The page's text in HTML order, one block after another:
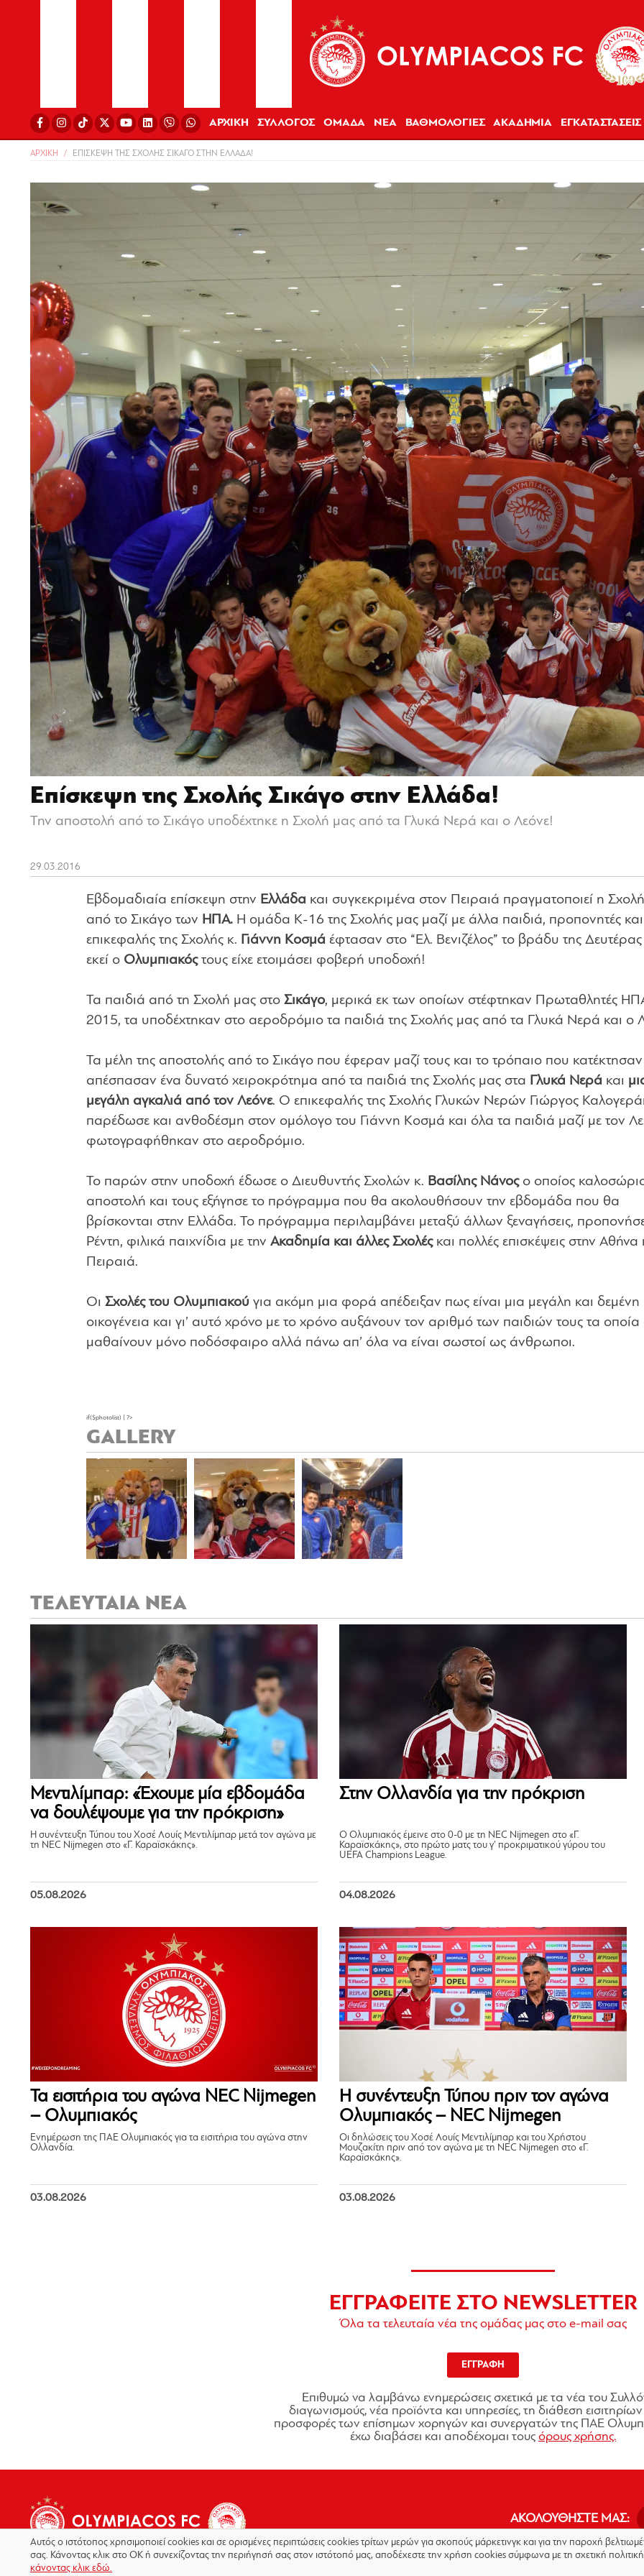
ΑΡΧΙΚΗ ΣΥΛΛΟΓΟΣ ΟΜΑΔΑ ΝΕΑ ΒΑΘΜΟΛΟΓΙΕΣ ΑΚΑΔΗΜΙΑ ΕΓΚΑΤΑΣΤΑΣΕΙΣ
ΑΡΧΙΚΗ ΕΠΙΣΚΕΨΗ ΤΗΣ ΣΧΟΛΗΣ ΣΙΚΑΓΟ ΣΤΗΝ ΕΛΛΑΔΑ!
Επίσκεψη της Σχολής Σικάγο στην Ελλάδα!
Την αποστολή από το Σικάγο υποδέχτηκε η Σχολή μας από τα Γλυκά Νερά και ο Λεόνε!
29.03.2016
Εβδομαδιαία επίσκεψη στην Ελλάδα και συγκεκριμένα στον Πειραιά πραγματοποιεί η
από το Σικάγο των ΗΠΑ. Η ομάδα Κ-16 της Σχολής μας μαζί με άλλα παιδιά, προπονητές
επικεφαλής της Σχολής κ. Γιάννη Κοσμά έφτασαν στο “Ελ. Βενιζέλος” το βράδυ της Δευτέρας
εκεί ο Ολυμπιακόςτους είχε ετοιμάσει φοβερή υποδοχή!
Τα παιδιά από τη Σχολή μας στο Σικάγο, μερικά εκ των οποίων στέφτηκαν Πρωταθλητές
2015, τα υποδέχτηκαν στο αεροδρόμιο τα παιδιά της Σχολής μας από τα Γλυκά Νερά και ο
Τα μέλη της αποστολής από το Σικάγο που έφεραν μαζί τους και το τρόπαιο που
απέσπασαν ένα δυνατό χειροκρότημα από τα παιδιά της Σχολής μας στα Γλυκά Νερά και
μεγάλη αγκαλιά από τον Λεόνε. Ο επικεφαλής της Σχολής Γλυκών Νερών Γιώργος
παρέδωσε και ανθοδέσμη στον ομόλογο του Γιάννη Κοσμά και όλα τα παιδιά μαζί με τον
φωτογραφήθηκαν στο αεροδρόμιο.
Το παρών στην υποδοχή έδωσε ο Διευθυντής Σχολών κ. Βασίλης Νάνος ο οποίος
αποστολή και τους εξήγησε το πρόγραμμα που θα ακολουθήσουν την εβδομάδα που θα
βρίσκονται στην Ελλάδα. Το πρόγραμμα περιλαμβάνει μεταξύ άλλων ξεναγήσεις,
Ρέντη, φιλικά παιχνίδια με την Ακαδημία και άλλες Σχολές και πολλές επισκέψεις στην Αθήνα
Πειραιά.
Οι Σχολές του Ολυμπιακού για ακόμη μια φορά απέδειξαν πως είναι μια μεγάλη και δεμένη
οικογένεια και γι’ αυτό χρόνο με το χρόνο αυξάνουν τον αριθμό των παιδιών τους τα οποία
μαθαίνουν μόνο ποδόσφαιρο αλλά πάνω απ’ όλα να είναι σωστοί ως άνθρωποι.
if($photolist) { ?>
GALLERY
ΤΕΛΕΥΤΑΙΑ ΝΕΑ
Μεντιλίμπαρ: «Έχουμε μία εβδομάδα
να δουλέψουμε για την πρόκριση»
Η συνέντευξη Τύπου του Χοσέ Λουίς Μεντιλίμπαρ μετά τον αγώνα με
τη NEC Nijmegen στο «Γ. Καραϊσκάκης».
05.08.2026
Στην Ολλανδία για την πρόκριση
Ο Ολυμπιακός έμεινε στο 0-0 με τη NEC Nijmegen στο «Γ.
Καραϊσκάκης», στο πρώτο ματς του γ’ προκριματικού γύρου του
UEFA Champions League.
04.08.2026
Τα εισιτήρια του αγώνα NEC Nijmegen
– Ολυμπιακός
Ενημέρωση της ΠΑΕ Ολυμπιακός για τα εισιτήρια του αγώνα στην
Ολλανδία.
03.08.2026
Η συνέντευξη Τύπου πριν τον αγώνα
Ολυμπιακός – NEC Nijmegen
Οι δηλώσεις του Χοσέ Λουίς Μεντιλίμπαρ και του Χρήστου
Μουζακίτη πριν από τον αγώνα με τη NEC Nijmegen στο «Γ.
Καραϊσκάκης».
03.08.2026
ΕΓΓΡΑΦΕΙΤΕ ΣΤΟ NEWSLETTER
Όλα τα τελευταία νέα της ομάδας μας στο e-mail σας
ΕΓΓΡΑΦΗ
Επιθυμώ να λαμβάνω ενημερώσεις σχετικά με τα νέα του
διαγωνισμούς, νέα προϊόντα και υπηρεσίες, τη διάθεση εισιτηρίων
προσφορές των επίσημων χορηγών και συνεργατών της ΠΑΕ
έχω διαβάσει και αποδέχομαι τους όρους χρήσης.
ΑΚΟΛΟΥΘΗΣΤΕ ΜΑΣ:
Αυτός ο ιστότοπος χρησιμοποιεί cookies και σε ορισμένες περιπτώσεις cookies τρίτων μερών για σκοπούς μάρκετινγκ και για την παροχή
σας. Κάνοντας κλικ στο OK ή συνεχίζοντας την περιήγησή σας στον ιστότοπό μας, αποδέχεστε την χρήση cookies σύμφωνα με τη σχετική
κάνοντας κλικ εδώ.